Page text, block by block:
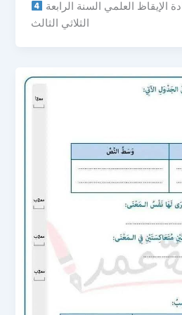
العلمي السنة الرابعة
الثلاثي الثالث